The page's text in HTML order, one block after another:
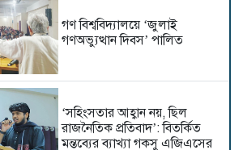
গণ বিশ্ববিদ্যালয়ে ‘জুলাই
গণঅভ্যুত্থান দিবস’ পালিত
‘সহিংসতার আহ্বান নয়, ছিল
রাজনৈতিক প্রতিবাদ’: বিতর্কিত
মন্তব্যের ব্যাখ্যা গকসু এজিএসের